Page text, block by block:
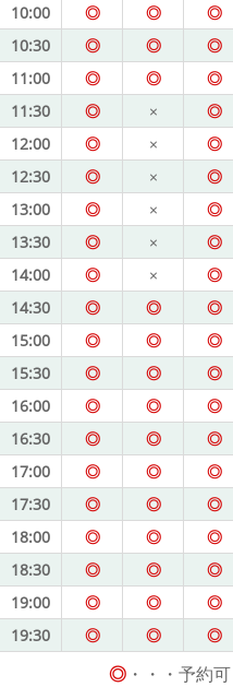
10:00 ◎ ◎ ◎
10:30
◎ ◎ ◎
11:00
◎ ◎ ◎
11:30
◎ × ◎
12:00
◎ × ◎
12:30
◎ × ◎
13:00
◎ × ◎
13:30
◎ × ◎
14:00
◎ × ◎
14:30
◎ ◎ ◎
15:00
◎ ◎ ◎
15:30
◎ ◎ ◎
16:00
◎ ◎ ◎
16:30
◎ ◎ ◎
17:00
◎ ◎ ◎
17:30
◎ ◎ ◎
18:00
◎ ◎ ◎
18:30
◎ ◎ ◎
19:00
◎ ◎ ◎
19:30
◎ ◎ ◎
◎・・・予約